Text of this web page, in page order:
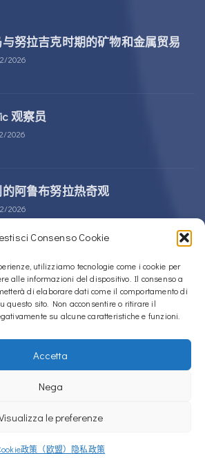
Consenso Cookie
utilizziamo tecnologie come i cookie per
alle informazioni del dispositivo. Il consenso a
di elaborare dati come il comportamento di
questo sito. Non acconsentire o ritirare il
su alcune caratteristiche e funzioni.
Accetta
Nega
le preferenze
政策（欧盟） 隐私政策
努拉吉克时期的矿物和金属贸易
2026
观察员
2026
阿鲁布努拉热奇观
2026
dei Sardi 的 Sos Nurattolos
建筑群
2026
La Sardegna verso l'Unesco